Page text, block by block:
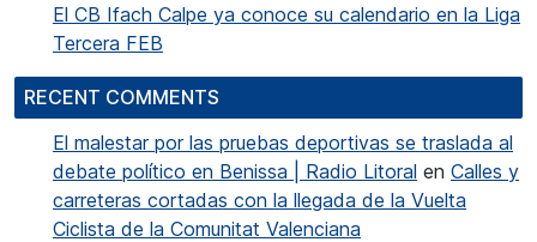
El CB Ifach Calpe ya conoce su calendario en la Liga
Tercera FEB
RECENT COMMENTS
El malestar por las pruebas deportivas se traslada al
debate político en Benissa | Radio Litoral en Calles y
carreteras cortadas con la llegada de la Vuelta
Ciclista de la Comunitat Valenciana